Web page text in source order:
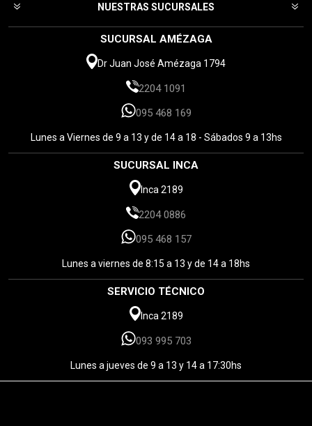
NUESTRAS SUCURSALES
SUCURSAL AMÉZAGA
Dr Juan José Amézaga 1794
2204 1091
095 468 169
Lunes a Viernes de 9 a 13 y de 14 a 18 - Sábados 9 a 13hs
SUCURSAL INCA
Inca 2189
2204 0886
095 468 157
Lunes a viernes de 8:15 a 13 y de 14 a 18hs
SERVICIO TÉCNICO
Inca 2189
093 995 703
Lunes a jueves de 9 a 13 y 14 a 17:30hs